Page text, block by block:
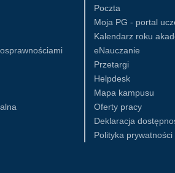
Poczta
Moja PG - portal
Kalendarz roku
eNauczanie
Przetargi
Helpdesk
Mapa kampusu
Oferty pracy
Deklaracja
Polityka prywatności